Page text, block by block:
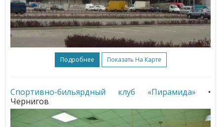
Подробнее Показать На Карте
Спортивно-бильярдный клуб «Пирамида»
•
Чернигов